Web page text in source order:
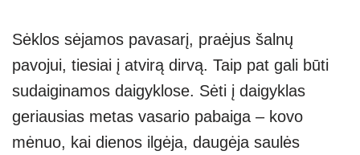
Sėklos sėjamos pavasarį, praėjus šalnų
pavojui, tiesiai į atvirą dirvą. Taip pat gali būti
sudaiginamos daigyklose. Sėti į daigyklas
geriausias metas vasario pabaiga – kovo
mėnuo, kai dienos ilgėja, daugėja saulės